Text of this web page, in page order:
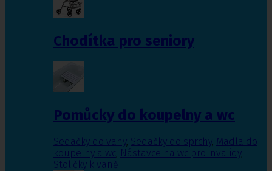
Chodítka pro seniory
Pomůcky do koupelny a wc
Sedačky do vany, Sedačky do sprchy, Madla do
koupelny a wc, Nástavce na wc pro invalidy,
Stoličky k vaně